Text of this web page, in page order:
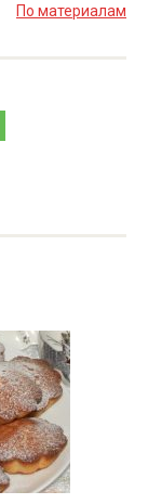
По материалам